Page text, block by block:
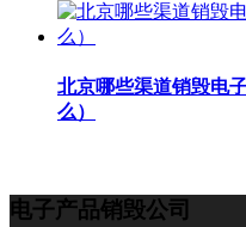
北京哪些渠道销毁电
么）
电子产品销毁公司